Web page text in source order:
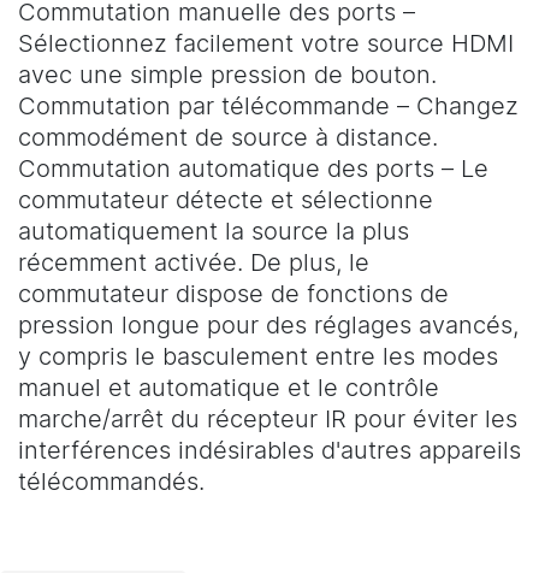
Commutation manuelle des ports –
Sélectionnez facilement votre source HDMI
avec une simple pression de bouton.
Commutation par télécommande – Changez
commodément de source à distance.
Commutation automatique des ports – Le
commutateur détecte et sélectionne
automatiquement la source la plus
récemment activée. De plus, le
commutateur dispose de fonctions de
pression longue pour des réglages avancés,
y compris le basculement entre les modes
manuel et automatique et le contrôle
marche/arrêt du récepteur IR pour éviter les
interférences indésirables d'autres appareils
télécommandés.